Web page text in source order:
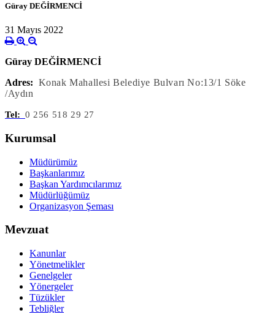
Güray DEĞİRMENCİ
31 Mayıs 2022
Güray DEĞİRMENCİ
Adres: Konak Mahallesi Belediye Bulvarı No:13/1 Söke
/Aydın
Tel: 0 256 518 29 27
Kurumsal
Müdürümüz
Başkanlarımız
Başkan Yardımcılarımız
Müdürlüğümüz
Organizasyon Şeması
Mevzuat
Kanunlar
Yönetmelikler
Genelgeler
Yönergeler
Tüzükler
Tebliğler